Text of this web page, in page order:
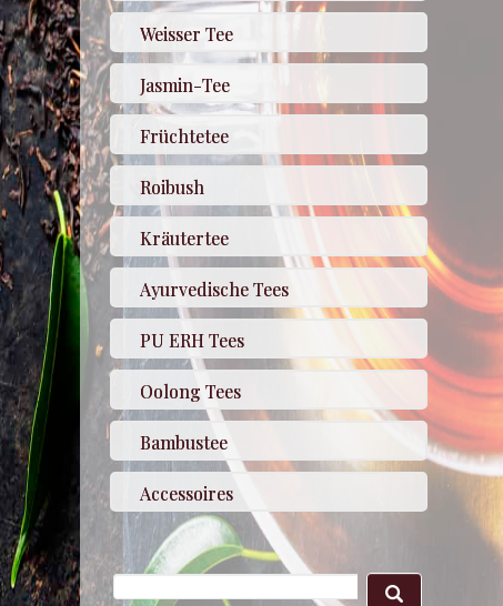
Weisser Tee
Jasmin-Tee
Früchtetee
Roibush
Kräutertee
Ayurvedische Tees
PU ERH Tees
Oolong Tees
Bambustee
Accessoires